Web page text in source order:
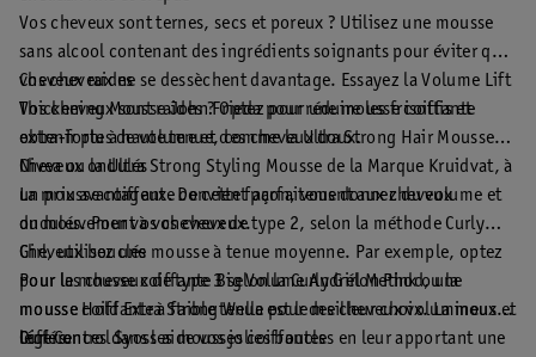
Vos cheveux sont ternes, secs et poreux ? Utilisez une mousse
sans alcool contenant des ingrédients soignants pour éviter que
vos cheveux ne se dessèchent davantage. Essayez la Volume Lift
Thickening Mousse John Frieda pour réduire les frisottis et
obtenir plus de volume et des cheveux doux.
Cheveux raides
Vos cheveux sont raides ? Optez pour une mousse coiffante
extra-forte à haute tenue, comme la Ultra Strong Hair Mousse
Nivea ou la Ultra Strong Styling Mousse de la Marque Kruidvat, à
un prix avantageux. De cette façon, vous donnez du volume et
du mouvement à vos cheveux.
Cheveux ondulés
La mousse coiffante convient parfaitement aux cheveux
ondulés. Pour vos cheveux de type 2, selon la méthode Curly
Girl, utilisez une mousse à tenue moyenne. Par exemple, optez
pour la mousse coiffante Big Volume Andrélon Pink ou la
mousse Hold Extra Strong Wella pour des cheveux volumineux et
légers.
Cheveux bouclés
Pour les cheveux de type 3 selon la Curly Girl Method, une
mousse coiffante à faible tenue est le meilleur choix. La mousse
Curl Control Syoss aide vos jolies boucles en leur apportant une
Différences dans les mousses coiffantes